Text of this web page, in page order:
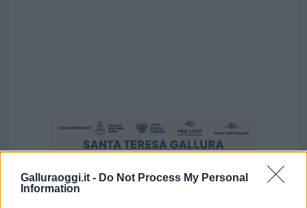
Galluraoggi.it - Do Not Process My Personal
Information